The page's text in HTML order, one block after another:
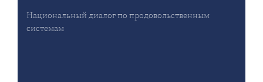
Национальный диалог по продовольственным
системам